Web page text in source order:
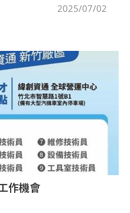
心內容包括環境、社會和
2025/07/02
作機會